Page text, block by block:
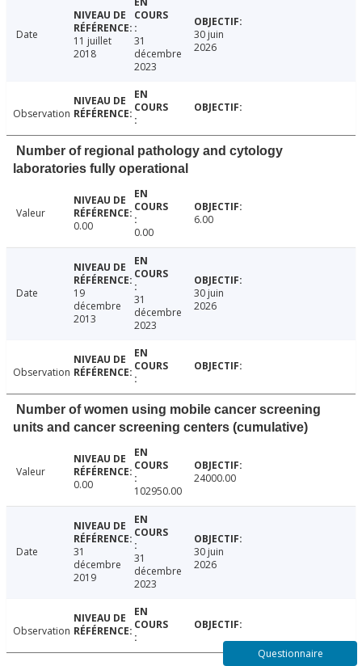
Date
11 juillet
2018
31
décembre
2023
30 juin
2026
Observation
Number of regional pathology and cytology
laboratories fully operational
Valeur
0.00
0.00
6.00
Date
19
décembre
2013
31
décembre
2023
30 juin
2026
Observation
Number of women using mobile cancer screening
units and cancer screening centers (cumulative)
Valeur
0.00
102950.00
24000.00
Date
31
décembre
2019
31
décembre
2023
30 juin
2026
Observation
Questionnaire